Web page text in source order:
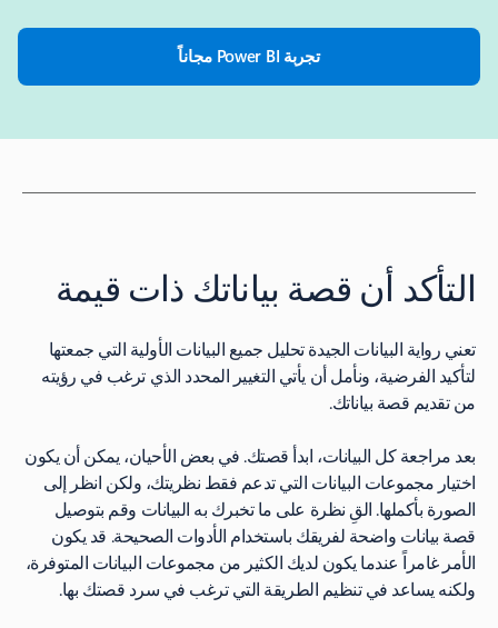
تجربة Power BI مجاناً
التأكد أن قصة بياناتك ذات قيمة
تعني رواية البيانات الجيدة تحليل جميع البيانات الأولية التي جمعتها
لتأكيد الفرضية، ونأمل أن يأتي التغيير المحدد الذي ترغب في رؤيته
من تقديم قصة بياناتك.
بعد مراجعة كل البيانات، ابدأ قصتك. في بعض الأحيان، يمكن أن يكون
اختيار مجموعات البيانات التي تدعم فقط نظريتك، ولكن انظر إلى
الصورة بأكملها. القِ نظرة على ما تخبرك به البيانات وقم بتوصيل
قصة بيانات واضحة لفريقك باستخدام الأدوات الصحيحة. قد يكون
الأمر غامراً عندما يكون لديك الكثير من مجموعات البيانات المتوفرة،
ولكنه يساعد في تنظيم الطريقة التي ترغب في سرد قصتك بها.